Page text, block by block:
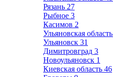
Рязань 27
Рыбное 3
Касимов 2
Ульяновская область
Ульяновск 31
Димитровград 3
Новоульяновск 1
Киевская область 46